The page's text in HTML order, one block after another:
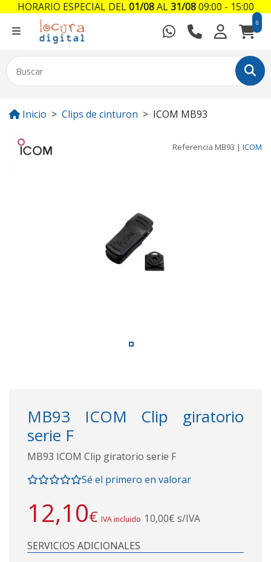
0
Inicio Clips de cinturon ICOM MB93
Referencia MB93 | ICOM
MB93 ICOM Clip giratorio
serie F
MB93 ICOM Clip giratorio serie F
Sé el primero en valorar
12,10€ IVA incluido 10,00€ s/IVA
SERVICIOS ADICIONALES
HORARIO ESPECIAL DEL01/08AL31/0809:00 - 15:00